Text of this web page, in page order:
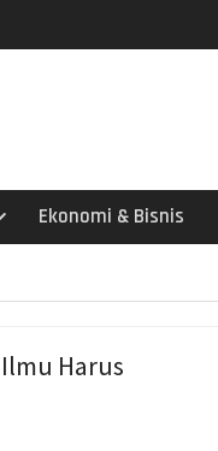
Ekonomi & Bisnis
Harus